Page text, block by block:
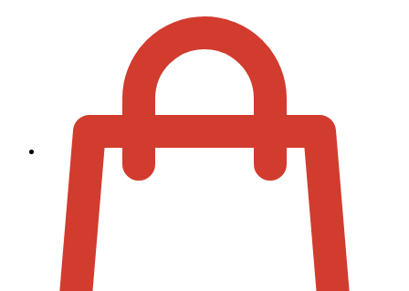
Zur Kassa